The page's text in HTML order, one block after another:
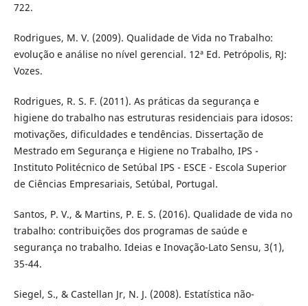
722.
Rodrigues, M. V. (2009). Qualidade de Vida no Trabalho:
evolução e análise no nível gerencial. 12ª Ed. Petrópolis, RJ:
Vozes.
Rodrigues, R. S. F. (2011). As práticas da segurança e
higiene do trabalho nas estruturas residenciais para idosos:
motivações, dificuldades e tendências. Dissertação de
Mestrado em Segurança e Higiene no Trabalho, IPS -
Instituto Politécnico de Setúbal IPS - ESCE - Escola Superior
de Ciências Empresariais, Setúbal, Portugal.
Santos, P. V., & Martins, P. E. S. (2016). Qualidade de vida no
trabalho: contribuições dos programas de saúde e
segurança no trabalho. Ideias e Inovação-Lato Sensu, 3(1),
35-44.
Siegel, S., & Castellan Jr, N. J. (2008). Estatística não-